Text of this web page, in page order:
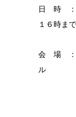
日 時 ：
１６時まで
会 場 ：
ル